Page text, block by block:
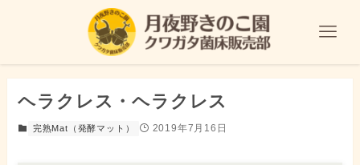
ヘラクレス・ヘラクレス
完熟Mat（発酵マット） 2019年7月16日